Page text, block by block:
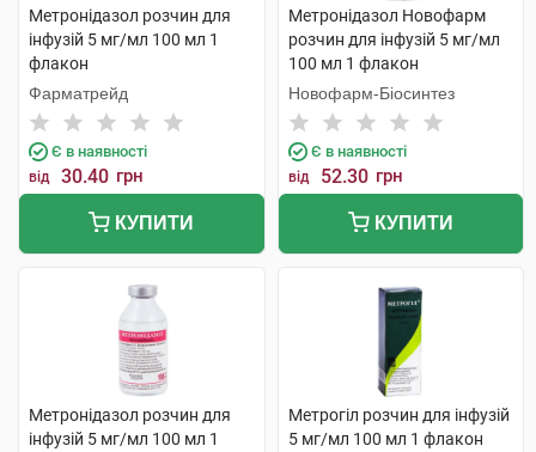
Метронідазол розчин для
інфузій 5 мг/мл 100 мл 1
флакон
Фарматрейд
Є в наявності
від 30.40 грн
КУПИТИ
Метронідазол Новофарм
розчин для інфузій 5 мг/мл
100 мл 1 флакон
Новофарм-Біосинтез
Є в наявності
від 52.30 грн
КУПИТИ
Метронідазол розчин для
інфузій 5 мг/мл 100 мл 1
Метрогіл розчин для інфузій
5 мг/мл 100 мл 1 флакон